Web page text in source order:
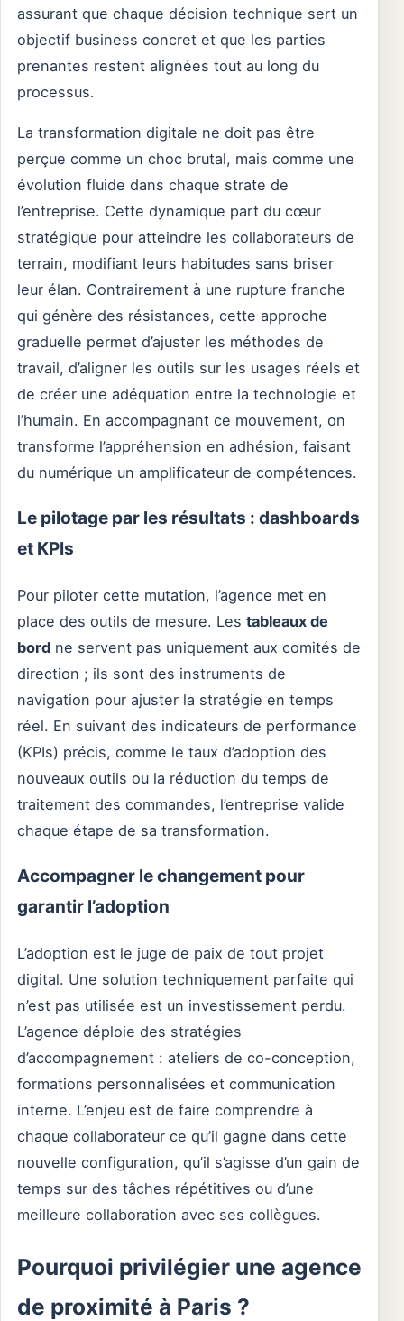
assurant que chaque décision technique sert un
objectif business concret et que les parties
prenantes restent alignées tout au long du
processus.
La transformation digitale ne doit pas être
perçue comme un choc brutal, mais comme une
évolution fluide dans chaque strate de
l’entreprise. Cette dynamique part du cœur
stratégique pour atteindre les collaborateurs de
terrain, modifiant leurs habitudes sans briser
leur élan. Contrairement à une rupture franche
qui génère des résistances, cette approche
graduelle permet d’ajuster les méthodes de
travail, d’aligner les outils sur les usages réels et
de créer une adéquation entre la technologie et
l’humain. En accompagnant ce mouvement, on
transforme l’appréhension en adhésion, faisant
du numérique un amplificateur de compétences.
Le pilotage par les résultats : dashboards
et KPIs
Pour piloter cette mutation, l’agence met en
place des outils de mesure. Les tableaux de
bord ne servent pas uniquement aux comités de
direction ; ils sont des instruments de
navigation pour ajuster la stratégie en temps
réel. En suivant des indicateurs de performance
(KPIs) précis, comme le taux d’adoption des
nouveaux outils ou la réduction du temps de
traitement des commandes, l’entreprise valide
chaque étape de sa transformation.
Accompagner le changement pour
garantir l’adoption
L’adoption est le juge de paix de tout projet
digital. Une solution techniquement parfaite qui
n’est pas utilisée est un investissement perdu.
L’agence déploie des stratégies
d’accompagnement : ateliers de co-conception,
formations personnalisées et communication
interne. L’enjeu est de faire comprendre à
chaque collaborateur ce qu’il gagne dans cette
nouvelle configuration, qu’il s’agisse d’un gain de
temps sur des tâches répétitives ou d’une
meilleure collaboration avec ses collègues.
Pourquoi privilégier une agence
de proximité à Paris ?